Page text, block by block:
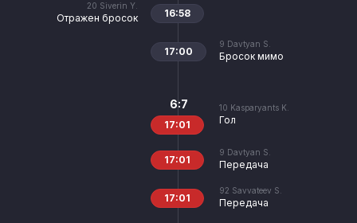
20 Siverin Y.
Отражен бросок 16:58
9 Davtyan S.
Бросок мимо
17:00
10 Kasparyants K.
Гол
6:7
17:01
9 Davtyan S.
Передача
17:01
92 Savvateev S.
Передача
17:01